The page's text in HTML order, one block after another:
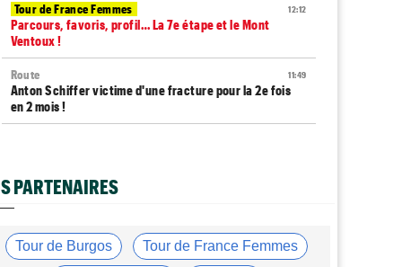
12:12
Tour de France Femmes
Parcours, favoris, profil… La 7e étape et le Mont
Ventoux !
11:49
Route
Anton Schiffer victime d'une fracture pour la 2e fois
en 2 mois !
Tour de France Femmes
10:56
Tour d'Espagne
PARTENAIRES
Tour de Burgos Tour de France Femmes